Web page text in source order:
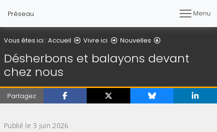
Préseau Menu
Vous êtes ici : Accueil Vivre ici Nouvelles
Désherbons et balayons devant
chez nous
Partagez
Publié le 3 juin 2026